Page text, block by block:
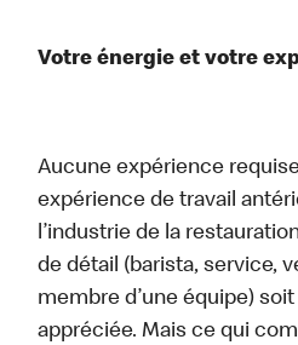
Votre énergie et votre
Aucune expérience
expérience de travail
l’industrie de la
de détail (barista, service,
membre d’une équipe)
appréciée. Mais ce qui